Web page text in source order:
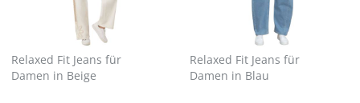
Relaxed Fit Jeans für
Damen in Beige
Relaxed Fit Jeans für
Damen in Blau